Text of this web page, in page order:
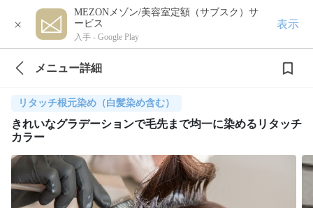
×
MEZONメゾン/美容室定額（サブスク）サ
ービス
入手 - Google Play
表示
メニュー詳細
リタッチ根元染め（白髪染め含む）
きれいなグラデーションで毛先まで均一に染めるリタッチ
カラー